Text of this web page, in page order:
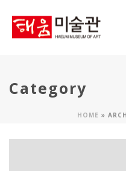
Category
HOME »